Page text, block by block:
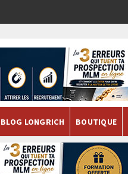
BLOG LONGRICH BOUTIQUE